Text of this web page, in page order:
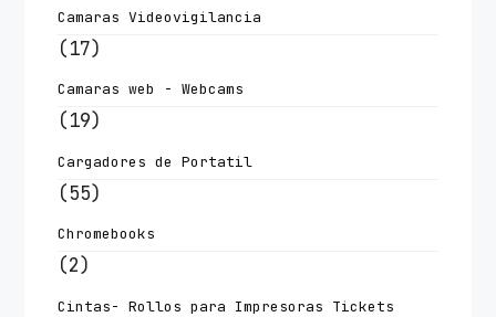
Camaras Videovigilancia
(17)
Camaras web - Webcams
(19)
Cargadores de Portatil
(55)
Chromebooks
(2)
Cintas- Rollos para Impresoras Tickets